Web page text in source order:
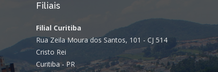
Filiais
Filial Curitiba
Rua Zeila Moura dos Santos, 101 - CJ 514
Cristo Rei
Curitiba - PR